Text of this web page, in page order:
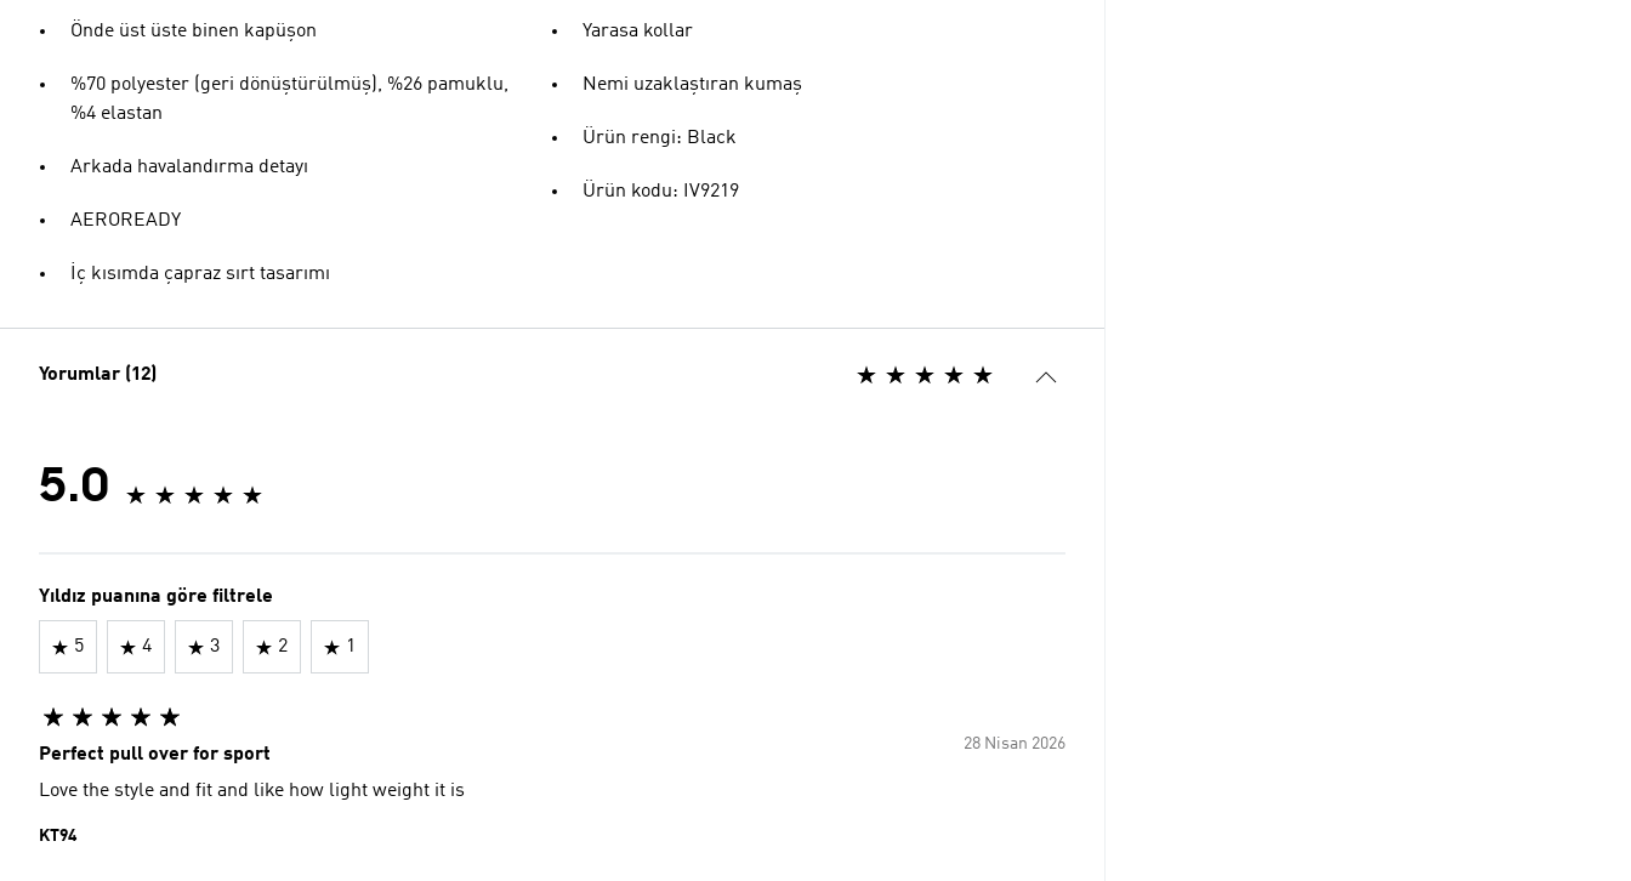
Önde üst üste binen kapüşon
%70 polyester (geri dönüştürülmüş), %26 pamuklu,
%4 elastan
Arkada havalandırma detayı
AEROREADY
İç kısımda çapraz sırt tasarımı
Yarasa kollar
Nemi uzaklaştıran kumaş
Ürün rengi: Black
Ürün kodu: IV9219
Yorumlar (12)
5.0
Yıldız puanına göre filtrele
5 4 3 2 1
28 Nisan 2026
Perfect pull over for sport
Love the style and fit and like how light weight it is
KT94